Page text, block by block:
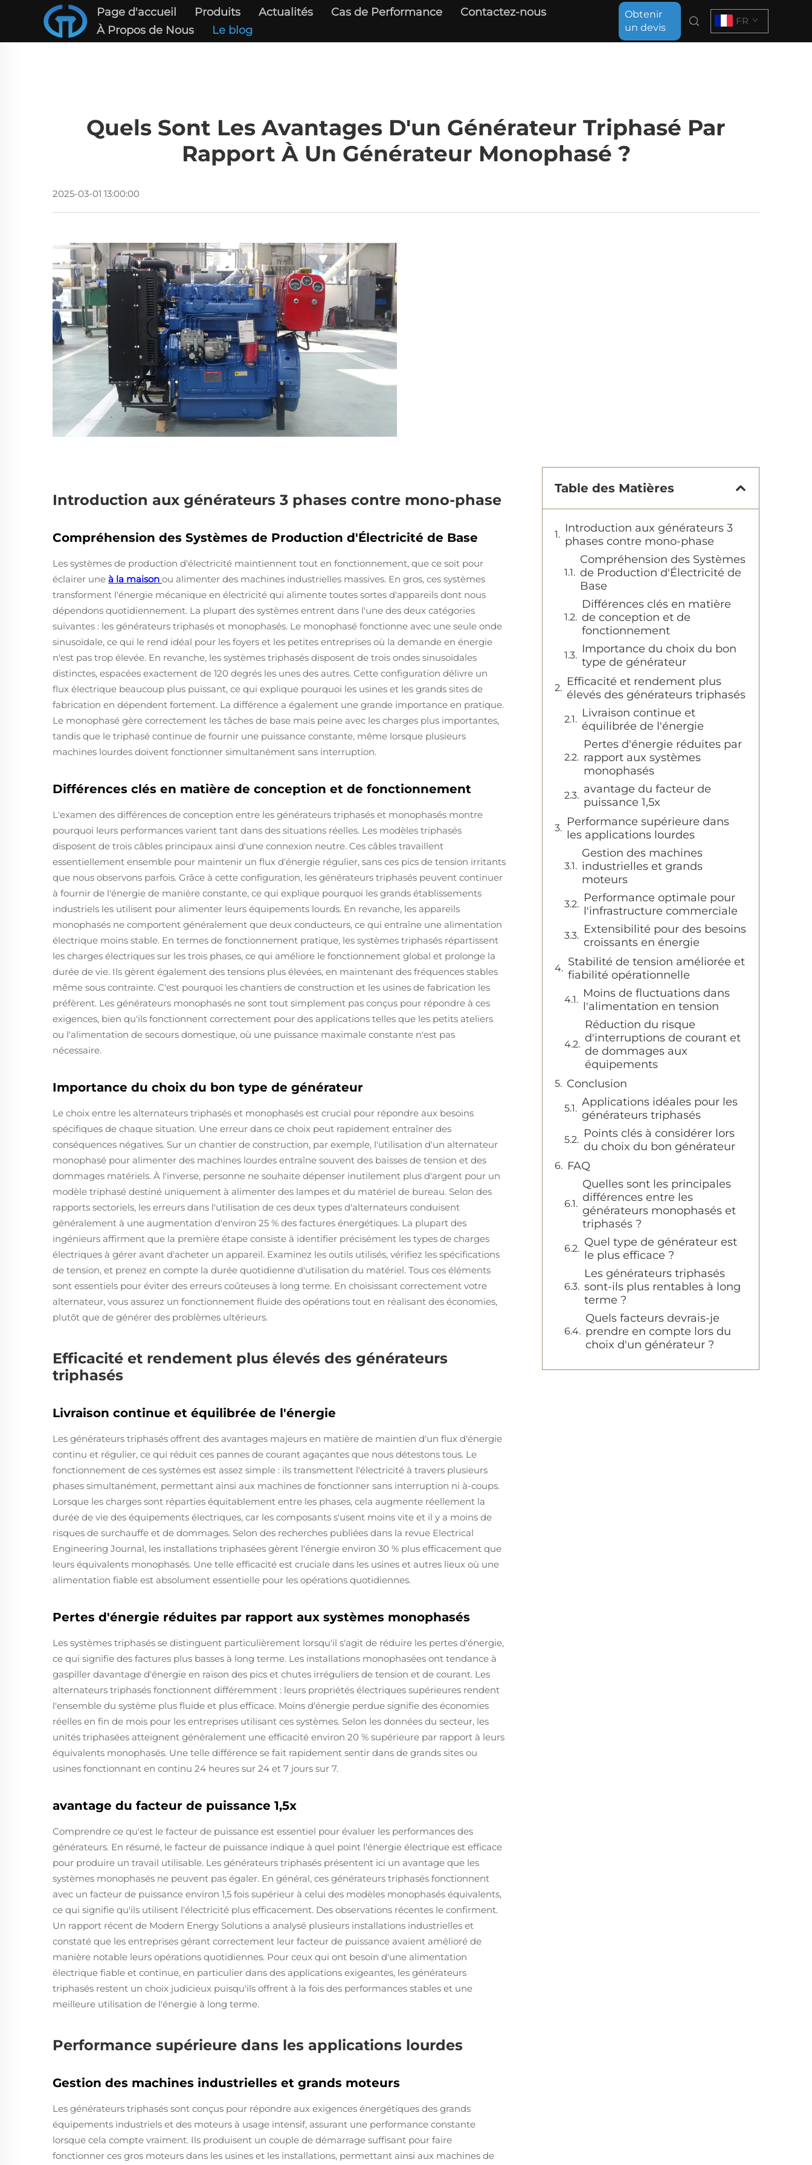
Page d'accueil Produits Actualités Cas de Performance
Contactez-nous
À Propos de Nous
Le blog
Obtenir
un devis
FR
Quels Sont Les Avantages D'un Générateur Triphasé Par
Rapport À Un Générateur Monophasé ?
2025-03-01 13:00:00
Introduction aux générateurs 3 phases contre mono-phase
Compréhension des Systèmes de Production d'Électricité de Base
Les systèmes de production d'électricité maintiennent tout en fonctionnement, que ce soit pour
éclairer une à la maison ou alimenter des machines industrielles massives. En gros, ces systèmes
transforment l'énergie mécanique en électricité qui alimente toutes sortes d'appareils dont nous
dépendons quotidiennement. La plupart des systèmes entrent dans l'une des deux catégories
suivantes : les générateurs triphasés et monophasés. Le monophasé fonctionne avec une seule onde
sinusoïdale, ce qui le rend idéal pour les foyers et les petites entreprises où la demande en énergie
n'est pas trop élevée. En revanche, les systèmes triphasés disposent de trois ondes sinusoïdales
distinctes, espacées exactement de 120 degrés les unes des autres. Cette configuration délivre un
flux électrique beaucoup plus puissant, ce qui explique pourquoi les usines et les grands sites de
fabrication en dépendent fortement. La différence a également une grande importance en pratique.
Le monophasé gère correctement les tâches de base mais peine avec les charges plus importantes,
tandis que le triphasé continue de fournir une puissance constante, même lorsque plusieurs
machines lourdes doivent fonctionner simultanément sans interruption.
Différences clés en matière de conception et de fonctionnement
L'examen des différences de conception entre les générateurs triphasés et monophasés montre
pourquoi leurs performances varient tant dans des situations réelles. Les modèles triphasés
disposent de trois câbles principaux ainsi d'une connexion neutre. Ces câbles travaillent
essentiellement ensemble pour maintenir un flux d'énergie régulier, sans ces pics de tension irritants
que nous observons parfois. Grâce à cette configuration, les générateurs triphasés peuvent continuer
à fournir de l'énergie de manière constante, ce qui explique pourquoi les grands établissements
industriels les utilisent pour alimenter leurs équipements lourds. En revanche, les appareils
monophasés ne comportent généralement que deux conducteurs, ce qui entraîne une alimentation
électrique moins stable. En termes de fonctionnement pratique, les systèmes triphasés répartissent
les charges électriques sur les trois phases, ce qui améliore le fonctionnement global et prolonge la
durée de vie. Ils gèrent également des tensions plus élevées, en maintenant des fréquences stables
même sous contrainte. C'est pourquoi les chantiers de construction et les usines de fabrication les
préfèrent. Les générateurs monophasés ne sont tout simplement pas conçus pour répondre à ces
exigences, bien qu'ils fonctionnent correctement pour des applications telles que les petits ateliers
ou l'alimentation de secours domestique, où une puissance maximale constante n'est pas
nécessaire.
Importance du choix du bon type de générateur
Le choix entre les alternateurs triphasés et monophasés est crucial pour répondre aux besoins
spécifiques de chaque situation. Une erreur dans ce choix peut rapidement entraîner des
conséquences négatives. Sur un chantier de construction, par exemple, l'utilisation d'un alternateur
monophasé pour alimenter des machines lourdes entraîne souvent des baisses de tension et des
dommages matériels. À l'inverse, personne ne souhaite dépenser inutilement plus d'argent pour un
modèle triphasé destiné uniquement à alimenter des lampes et du matériel de bureau. Selon des
rapports sectoriels, les erreurs dans l'utilisation de ces deux types d'alternateurs conduisent
généralement à une augmentation d'environ 25 % des factures énergétiques. La plupart des
ingénieurs affirment que la première étape consiste à identifier précisément les types de charges
électriques à gérer avant d'acheter un appareil. Examinez les outils utilisés, vérifiez les spécifications
de tension, et prenez en compte la durée quotidienne d'utilisation du matériel. Tous ces éléments
sont essentiels pour éviter des erreurs coûteuses à long terme. En choisissant correctement votre
alternateur, vous assurez un fonctionnement fluide des opérations tout en réalisant des économies,
plutôt que de générer des problèmes ultérieurs.
Efficacité et rendement plus élevés des générateurs
triphasés
Livraison continue et équilibrée de l'énergie
Les générateurs triphasés offrent des avantages majeurs en matière de maintien d'un flux d'énergie
continu et régulier, ce qui réduit ces pannes de courant agaçantes que nous détestons tous. Le
fonctionnement de ces systèmes est assez simple : ils transmettent l'électricité à travers plusieurs
phases simultanément, permettant ainsi aux machines de fonctionner sans interruption ni à-coups.
Lorsque les charges sont réparties équitablement entre les phases, cela augmente réellement la
durée de vie des équipements électriques, car les composants s'usent moins vite et il y a moins de
risques de surchauffe et de dommages. Selon des recherches publiées dans la revue Electrical
Engineering Journal, les installations triphasées gèrent l'énergie environ 30 % plus efficacement que
leurs équivalents monophasés. Une telle efficacité est cruciale dans les usines et autres lieux où une
alimentation fiable est absolument essentielle pour les opérations quotidiennes.
Pertes d'énergie réduites par rapport aux systèmes monophasés
Les systèmes triphasés se distinguent particulièrement lorsqu'il s'agit de réduire les pertes d'énergie,
ce qui signifie des factures plus basses à long terme. Les installations monophasées ont tendance à
gaspiller davantage d'énergie en raison des pics et chutes irréguliers de tension et de courant. Les
alternateurs triphasés fonctionnent différemment : leurs propriétés électriques supérieures rendent
l'ensemble du système plus fluide et plus efficace. Moins d'énergie perdue signifie des économies
réelles en fin de mois pour les entreprises utilisant ces systèmes. Selon les données du secteur, les
unités triphasées atteignent généralement une efficacité environ 20 % supérieure par rapport à leurs
équivalents monophasés. Une telle différence se fait rapidement sentir dans de grands sites ou
usines fonctionnant en continu 24 heures sur 24 et 7 jours sur 7.
avantage du facteur de puissance 1,5x
Comprendre ce qu'est le facteur de puissance est essentiel pour évaluer les performances des
générateurs. En résumé, le facteur de puissance indique à quel point l'énergie électrique est efficace
pour produire un travail utilisable. Les générateurs triphasés présentent ici un avantage que les
systèmes monophasés ne peuvent pas égaler. En général, ces générateurs triphasés fonctionnent
avec un facteur de puissance environ 1,5 fois supérieur à celui des modèles monophasés équivalents,
ce qui signifie qu'ils utilisent l'électricité plus efficacement. Des observations récentes le confirment.
Un rapport récent de Modern Energy Solutions a analysé plusieurs installations industrielles et
constaté que les entreprises gérant correctement leur facteur de puissance avaient amélioré de
manière notable leurs opérations quotidiennes. Pour ceux qui ont besoin d'une alimentation
électrique fiable et continue, en particulier dans des applications exigeantes, les générateurs
triphasés restent un choix judicieux puisqu'ils offrent à la fois des performances stables et une
meilleure utilisation de l'énergie à long terme.
Performance supérieure dans les applications lourdes
Gestion des machines industrielles et grands moteurs
Les générateurs triphasés sont conçus pour répondre aux exigences énergétiques des grands
équipements industriels et des moteurs à usage intensif, assurant une performance constante
lorsque cela compte vraiment. Ils produisent un couple de démarrage suffisant pour faire
fonctionner ces gros moteurs dans les usines et les installations, permettant ainsi aux machines de
Table des Matières
Introduction aux générateurs 3
phases contre mono-phase
Compréhension des Systèmes
de Production d'Électricité de
Base
Différences clés en matière
de conception et de
fonctionnement
Importance du choix du bon
type de générateur
Efficacité et rendement plus
élevés des générateurs triphasés
Livraison continue et
équilibrée de l'énergie
Pertes d'énergie réduites par
rapport aux systèmes
monophasés
avantage du facteur de
puissance 1,5x
Performance supérieure dans
les applications lourdes
Gestion des machines
industrielles et grands
moteurs
Performance optimale pour
l'infrastructure commerciale
Extensibilité pour des besoins
croissants en énergie
Stabilité de tension améliorée et
fiabilité opérationnelle
Moins de fluctuations dans
l'alimentation en tension
Réduction du risque
d'interruptions de courant et
de dommages aux
équipements
Conclusion
Applications idéales pour les
générateurs triphasés
Points clés à considérer lors
du choix du bon générateur
FAQ
Quelles sont les principales
différences entre les
générateurs monophasés et
triphasés ?
Quel type de générateur est
le plus efficace ?
Les générateurs triphasés
sont-ils plus rentables à long
terme ?
Quels facteurs devrais-je
prendre en compte lors du
choix d'un générateur ?